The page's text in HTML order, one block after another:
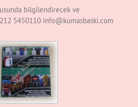
bilgilendirecek ve
5450110 info@kumasbaski.com